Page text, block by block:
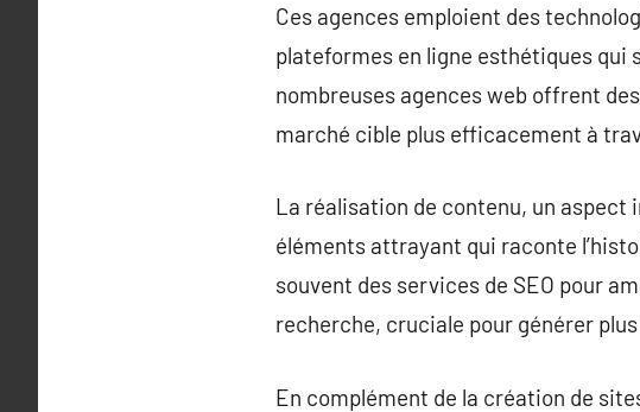
Ces agences emploient des
plateformes en ligne esthétiques qui
nombreuses agences web offrent
marché cible plus efficacement à
La réalisation de contenu, un aspect
éléments attrayant qui raconte
souvent des services de SEO pour
recherche, cruciale pour générer
En complément de la création de